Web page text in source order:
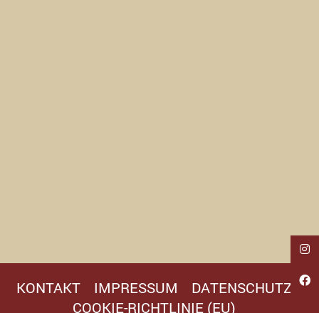
KONTAKT IMPRESSUM
DATENSCHUTZ
COOKIE-RICHTLINIE (EU)